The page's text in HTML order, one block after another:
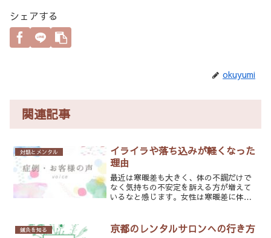
シェアする
okuyumi
関連記事
対話とメンタル
イライラや落ち込みが軽くなった
理由
最近は寒暖差も大きく、体の不調だけで
なく気持ちの不安定を訴える方が増えて
いるなと感じます。女性は寒暖差に体を
アップダウンが激しくなることがありま
す。患者さんの施術をして...
鍼灸を知る 京都のレンタルサロンへの行き方